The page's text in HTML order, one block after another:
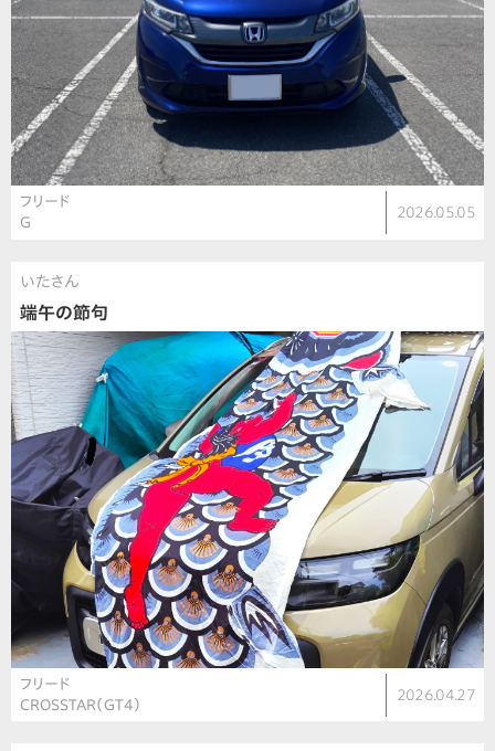
フリード
G
2026.05.05
いたさん
端午の節句
フリード
CROSSTAR（GT4）
2026.04.27